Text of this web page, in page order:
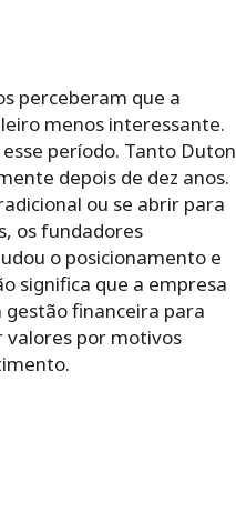
perceberam que a
menos interessante.
período. Tanto Duton
depois de dez anos.
ou se abrir para
os fundadores
o posicionamento e
significa que a empresa
financeira para
valores por motivos